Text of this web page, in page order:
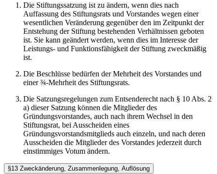
Die Stiftungssatzung ist zu ändern, wenn dies nach
Auffassung des Stiftungsrats und Vorstandes wegen einer
wesentlichen Veränderung gegenüber den im Zeitpunkt der
Entstehung der Stiftung bestehenden Verhältnissen geboten
ist. Sie kann geändert werden, wenn dies im Interesse der
Leistungs- und Funktionsfähigkeit der Stiftung zweckmäßig
ist.
Die Beschlüsse bedürfen der Mehrheit des Vorstandes und
einer ¾-Mehrheit des Stiftungsrats.
Die Satzungsregelungen zum Entsenderecht nach § 10 Abs. 2
a) dieser Satzung können die Mitglieder des
Gründungsvorstandes, auch nach ihrem Wechsel in den
Stiftungsrat, bei Ausscheiden eines
Gründungsvorstandsmitglieds auch einzeln, und nach deren
Ausscheiden die Mitglieder des Vorstandes jederzeit durch
einstimmiges Votum ändern.
§13 Zweckänderung, Zusammenlegung, Auflösung